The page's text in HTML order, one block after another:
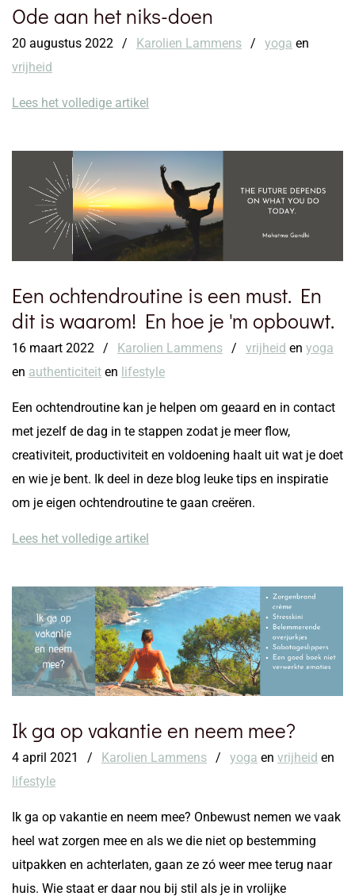
Ode aan het niks-doen
20 augustus 2022 / Karolien Lammens / yoga en
vrijheid
Lees het volledige artikel
Een ochtendroutine is een must. En
dit is waarom! En hoe je 'm opbouwt.
16 maart 2022 / Karolien Lammens / vrijheid en yoga
en authenticiteit en lifestyle
Een ochtendroutine kan je helpen om geaard en in contact
met jezelf de dag in te stappen zodat je meer flow,
creativiteit, productiviteit en voldoening haalt uit wat je doet
en wie je bent. Ik deel in deze blog leuke tips en inspiratie
om je eigen ochtendroutine te gaan creëren.
Lees het volledige artikel
Ik ga op vakantie en neem mee?
4 april 2021 / Karolien Lammens / yoga en vrijheid en
lifestyle
Ik ga op vakantie en neem mee? Onbewust nemen we vaak
heel wat zorgen mee en als we die niet op bestemming
uitpakken en achterlaten, gaan ze zó weer mee terug naar
huis. Wie staat er daar nou bij stil als je in vrolijke